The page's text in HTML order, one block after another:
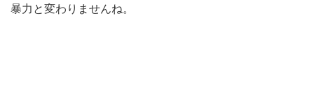
暴力と変わりませんね。